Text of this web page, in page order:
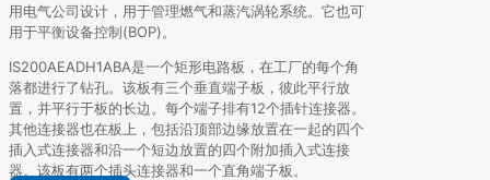
用电气公司设计，用于管理燃气和蒸汽涡轮系统。它也可
用于平衡设备控制(BOP)。
IS200AEADH1ABA是一个矩形电路板，在工厂的每个角
落都进行了钻孔。该板有三个垂直端子板，彼此平行放
置，并平行于板的长边。每个端子排有12个插针连接器。
其他连接器也在板上，包括沿顶部边缘放置在一起的四个
插入式连接器和沿一个短边放置的四个附加插入式连接
器。该板有两个插头连接器和一个直角端子板。